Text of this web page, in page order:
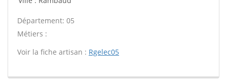
Département: 05
Métiers :
Voir la fiche artisan : Rgelec05